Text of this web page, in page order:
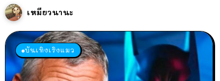
เหมียวนานะ
บันเทิงเริงแมว